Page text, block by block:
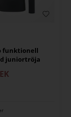
funktionell
juniortröja